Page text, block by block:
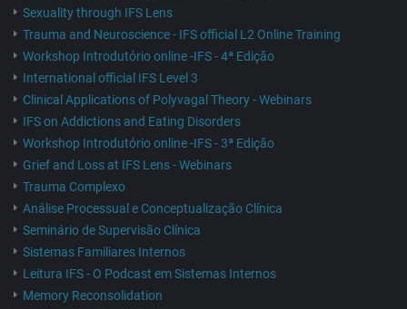
Sexuality through IFS Lens
Trauma and Neuroscience - IFS official L2 Online Training
Workshop Introdutório online -IFS - 4ª Edição
International official IFS Level 3
Clinical Applications of Polyvagal Theory - Webinars
IFS on Addictions and Eating Disorders
Workshop Introdutório online -IFS - 3ª Edição
Grief and Loss at IFS Lens - Webinars
Trauma Complexo
Análise Processual e Conceptualização Clínica
Seminário de Supervisão Clínica
Sistemas Familiares Internos
Leitura IFS - O Podcast em Sistemas Internos
Memory Reconsolidation